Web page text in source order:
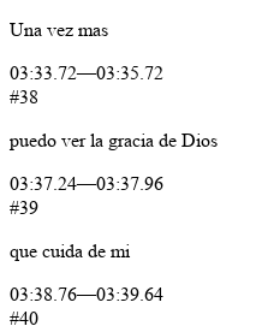
Una vez mas
03:33.72—03:35.72
#38
puedo ver la gracia de Dios
03:37.24—03:37.96
#39
que cuida de mi
03:38.76—03:39.64
#40